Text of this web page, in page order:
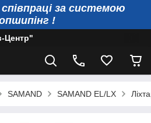
за системою
!
Центр"
SAMAND SAMAND EL/LX